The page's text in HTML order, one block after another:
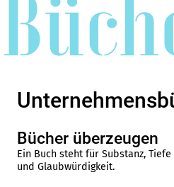
Bücher überzeugen
Ein Buch steht für Substanz, Tiefe
und Glaubwürdigkeit.